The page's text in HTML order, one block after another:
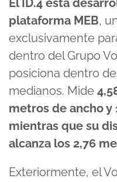
El ID.4 está
plataforma MEB,
exclusivamente
dentro del Grupo
posiciona dentro
medianos. Mide
metros de ancho y
mientras que su
alcanza los 2,76
Exteriormente, el